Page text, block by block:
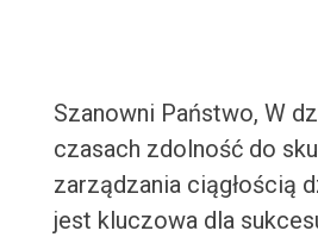
Szanowni Państwo, W
czasach zdolność do
zarządzania ciągłością
jest kluczowa dla